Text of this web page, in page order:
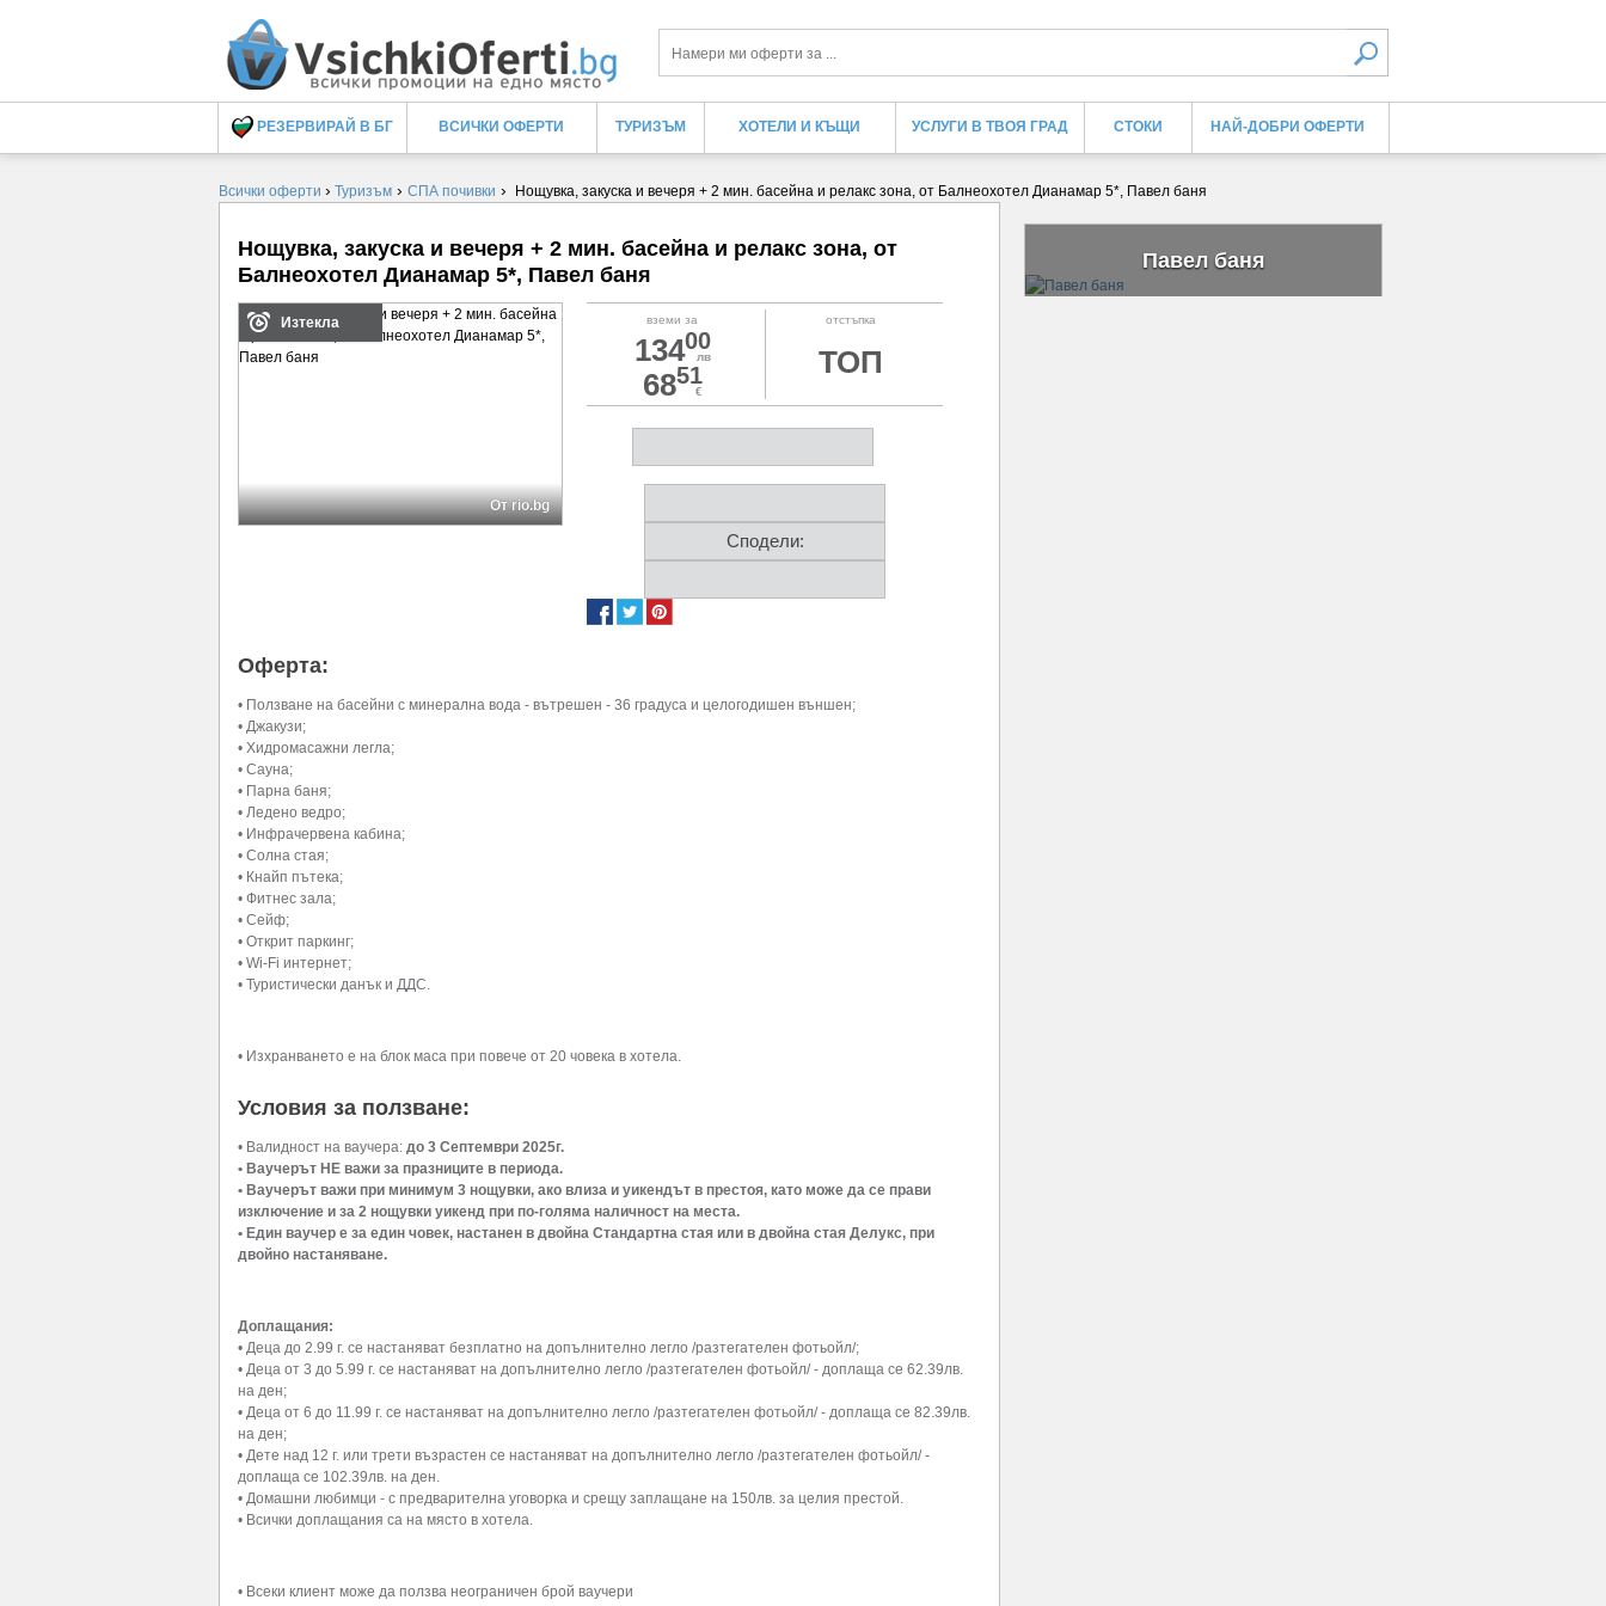
Търси
РЕЗЕРВИРАЙ В БГ ВСИЧКИ ОФЕРТИ ТУРИЗЪМ ХОТЕЛИ И КЪЩИ УСЛУГИ В ТВОЯ ГРАД СТОКИ НАЙ-ДОБРИ ОФЕРТИ
Всички оферти › Туризъм › СПА почивки › Нощувка, закуска и вечеря + 2 мин. басейна и релакс зона, от Балнеохотел Дианамар 5*, Павел баня
Нощувка, закуска и вечеря + 2 мин. басейна и релакс зона, от
Балнеохотел Дианамар 5*, Павел баня
Изтекла
От rio.bg
вземи за
13400
лв
6851
€
отстъпка
ТОП
Сподели:
Оферта:
• Ползване на басейни с минерална вода - вътрешен - 36 градуса и целогодишен външен;
• Джакузи;
• Хидромасажни легла;
• Сауна;
• Парна баня;
• Ледено ведро;
• Инфрачервена кабина;
• Солна стая;
• Кнайп пътека;
• Фитнес зала;
• Сейф;
• Открит паркинг;
• Wi-Fi интернет;
• Туристически данък и ДДС.
• Изхранването е на блок маса при повече от 20 човека в хотела.
Условия за ползване:
• Валидност на ваучера: до 3 Септември 2025г.
• Ваучерът НЕ важи за празниците в периода.
• Ваучерът важи при минимум 3 нощувки, ако влиза и уикендът в престоя, като може да се прави
изключение и за 2 нощувки уикенд при по-голяма наличност на места.
• Един ваучер е за един човек, настанен в двойна Стандартна стая или в двойна стая Делукс, при
двойно настаняване.
Доплащания:
• Деца до 2.99 г. се настаняват безплатно на допълнително легло /разтегателен фотьойл/;
• Деца от 3 до 5.99 г. се настаняват на допълнително легло /разтегателен фотьойл/ - доплаща се 62.39лв.
на ден;
• Деца от 6 до 11.99 г. се настаняват на допълнително легло /разтегателен фотьойл/ - доплаща се 82.39лв.
на ден;
• Дете над 12 г. или трети възрастен се настаняват на допълнително легло /разтегателен фотьойл/ -
доплаща се 102.39лв. на ден.
• Домашни любимци - с предварителна уговорка и срещу заплащане на 150лв. за целия престой.
• Всички доплащания са на място в хотела.
• Всеки клиент може да ползва неограничен брой ваучери
Павел баня